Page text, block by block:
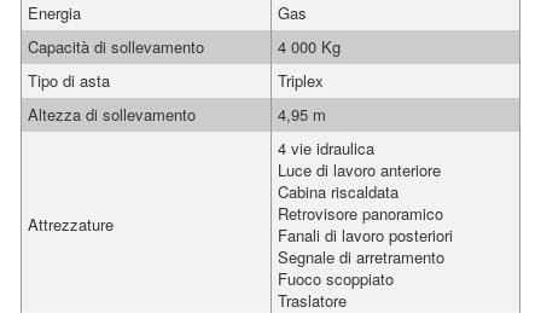
Energia
Gas
Capacità di sollevamento
4 000 Kg
Tipo di asta
Triplex
Altezza di sollevamento
4,95 m
Attrezzature
4 vie idraulica
Luce di lavoro anteriore
Cabina riscaldata
Retrovisore panoramico
Fanali di lavoro posteriori
Segnale di arretramento
Fuoco scoppiato
Traslatore